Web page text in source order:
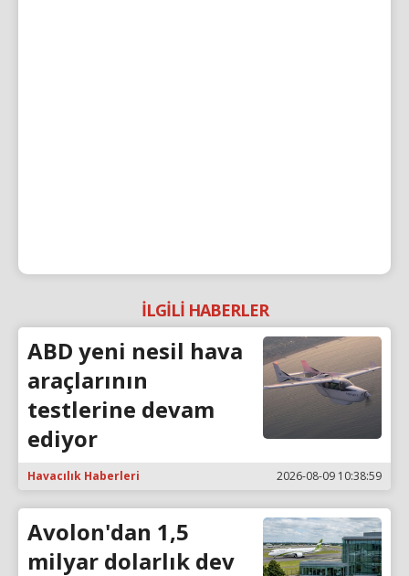
İLGİLİ HABERLER
ABD yeni nesil hava
araçlarının
testlerine devam
ediyor
Havacılık Haberleri 2026-08-09 10:38:59
Avolon'dan 1,5
milyar dolarlık dev